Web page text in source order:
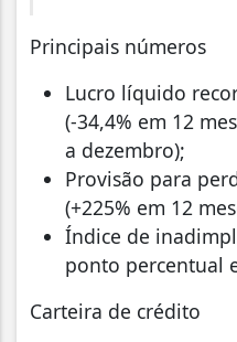
Principais números
Lucro líquido
(-34,4% em 12
a dezembro);
Provisão para
(+225% em 12
Índice de
ponto percentual
Carteira de crédito